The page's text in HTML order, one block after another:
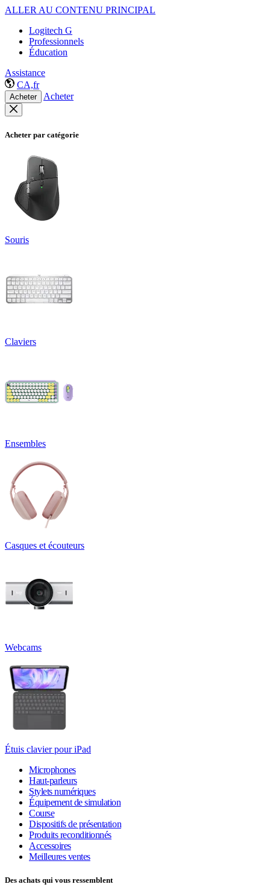
ALLER AU CONTENU PRINCIPAL
Logitech G
Professionnels
Éducation
Assistance
CA,fr
Acheter Acheter
Acheter par catégorie
Souris
Claviers
Ensembles
Casques et écouteurs
Webcams
Étuis clavier pour iPad
Microphones
Haut-parleurs
Stylets numériques
Équipement de simulation
Course
Dispositifs de présentation
Produits reconditionnés
Accessoires
Meilleures ventes
Des achats qui vous ressemblent